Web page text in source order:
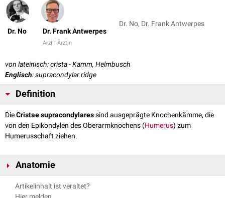
Dr. No Dr. Frank Antwerpes
Arzt | Ärztin
Dr. No, Dr. Frank Antwerpes
von lateinisch: crista - Kamm, Helmbusch
Englisch: supracondylar ridge
Definition
DieCristae supracondylaressind ausgeprägte Knochenkämme, die
von den Epikondylen des Oberarmknochens (Humerus) zum
Humerusschaft ziehen.
Anatomie
Man unterscheidet:
Crista supracondylaris humeri lateralis - auf der lateralen Seite des
Artikelinhalt ist veraltet?